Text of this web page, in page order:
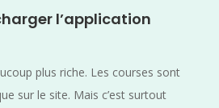
l’application
plus riche. Les courses sont
sur le site. Mais c’est surtout